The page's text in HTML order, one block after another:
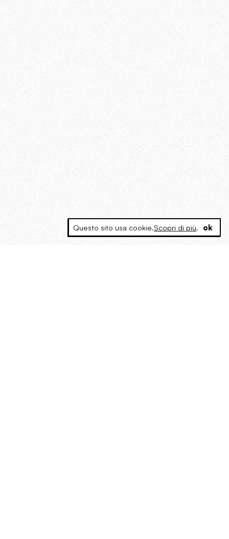
Questo sito usa cookie.Scopri di più. ok